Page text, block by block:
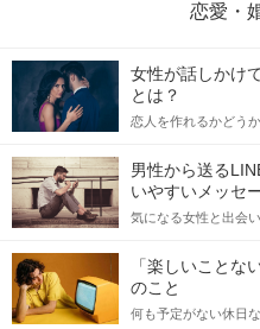
恋愛・
女性が話しかけ
とは？
恋人を作れるかどう
てアプローチできる
格的に始めようとし
をしっかりと理解し
記事では、女性が話
合にどのような行動
男性から送る
いやすいメッセ
気になる女性と出会
しかし、中には「ど
っしゃるのではない
送るLINEでのデート
えながら解説するの
「楽しいことな
のこと
何も予定がない休日